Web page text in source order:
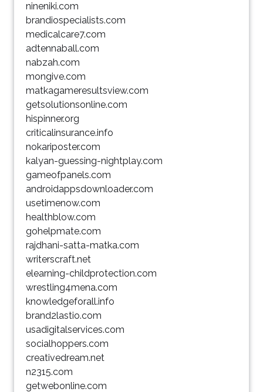
nineniki.com
brandiospecialists.com
medicalcare7.com
adtennaball.com
nabzah.com
mongive.com
matkagameresultsview.com
getsolutionsonline.com
hispinner.org
criticalinsurance.info
nokariposter.com
kalyan-guessing-nightplay.com
gameofpanels.com
androidappsdownloader.com
usetimenow.com
healthblow.com
gohelpmate.com
rajdhani-satta-matka.com
writerscraft.net
elearning-childprotection.com
wrestling4mena.com
knowledgeforall.info
brand2lastio.com
usadigitalservices.com
socialhoppers.com
creativedream.net
n2315.com
getwebonline.com